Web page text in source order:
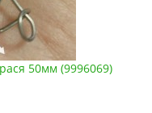
50мм (9996069)